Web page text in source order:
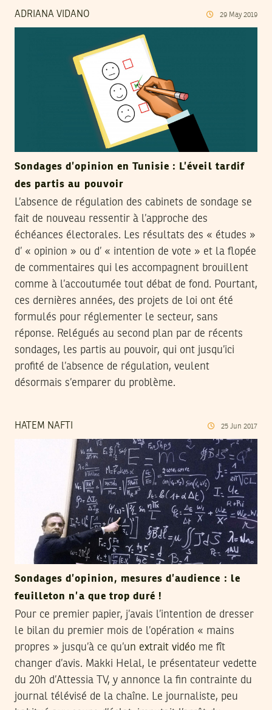
ADRIANA VIDANO 29 May 2019
Sondages d’opinion en Tunisie : L’éveil tardif
des partis au pouvoir
L’absence de régulation des cabinets de sondage se
fait de nouveau ressentir à l’approche des
échéances électorales. Les résultats des « études »
d’ « opinion » ou d’ « intention de vote » et la flopée
de commentaires qui les accompagnent brouillent
comme à l’accoutumée tout débat de fond. Pourtant,
ces dernières années, des projets de loi ont été
formulés pour réglementer le secteur, sans
réponse. Relégués au second plan par de récents
sondages, les partis au pouvoir, qui ont jusqu’ici
profité de l’absence de régulation, veulent
désormais s’emparer du problème.
HATEM NAFTI 25 Jun 2017
Sondages d’opinion, mesures d’audience : le
feuilleton n’a que trop duré !
Pour ce premier papier, j’avais l’intention de dresser
le bilan du premier mois de l’opération « mains
propres » jusqu’à ce qu’un extrait vidéo me fît
changer d’avis. Makki Helal, le présentateur vedette
du 20h d’Attessia TV, y annonce la fin contrainte du
journal télévisé de la chaîne. Le journaliste, peu